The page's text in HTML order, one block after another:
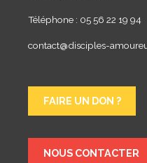
Téléphone : 05 56 22 19 94
contact@disciples-
FAIRE UN DON ?
NOUS CONTACTER